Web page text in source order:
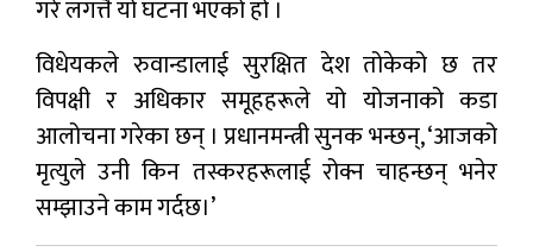
गरे लगत्तै यो घटना भएको हो ।
विधेयकले रुवान्डालाई सुरक्षित देश तोकेको छ तर
विपक्षी र अधिकार समूहहरूले यो योजनाको कडा
आलोचना गरेका छन् । प्रधानमन्त्री सुनक भन्छन्, ‘आजको
मृत्युले उनी किन तस्करहरूलाई रोक्न चाहन्छन् भनेर
सम्झाउने काम गर्दछ।’